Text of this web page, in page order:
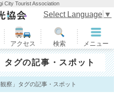
City Tourist Association
栃木市観光協会
アクセス 検索 メニュー
Select Language ▼
タグの記事・スポット
観察」タグの記事・スポット